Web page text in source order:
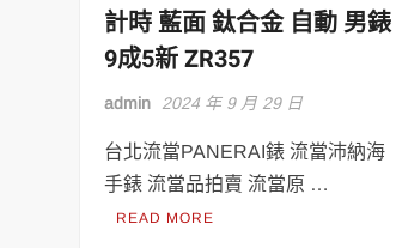
計時 藍面 鈦合金 自動 男錶
9成5新 ZR357
admin 2024 年 9 月 29 日
台北流當PANERAI錶 流當沛納海
手錶 流當品拍賣 流當原 …
READ MORE